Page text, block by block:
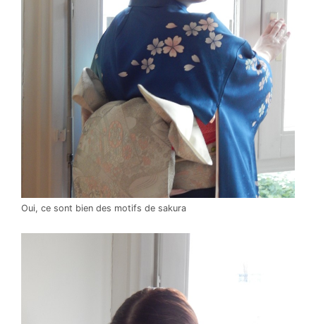
Oui, ce sont bien des motifs de sakura